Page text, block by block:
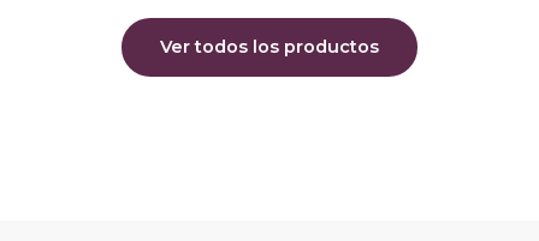
Ver todos los productos